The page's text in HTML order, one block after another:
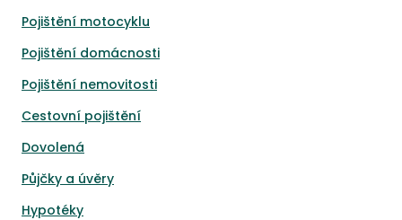
Pojištění motocyklu
Pojištění domácnosti
Pojištění nemovitosti
Cestovní pojištění
Dovolená
Půjčky a úvěry
Hypotéky